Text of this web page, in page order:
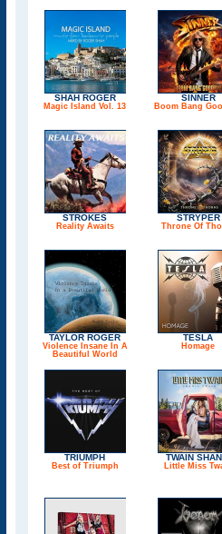
SHAH ROGER
Magic Island Vol. 13
SINNER
Boom Bang
STROKES
Reality Awaits
STRYPER
Throne Of
TAYLOR ROGER
Violence Insane In A
Beautiful World
TESLA
Homage
TRIUMPH
Best of Triumph
TWAIN
Little Miss